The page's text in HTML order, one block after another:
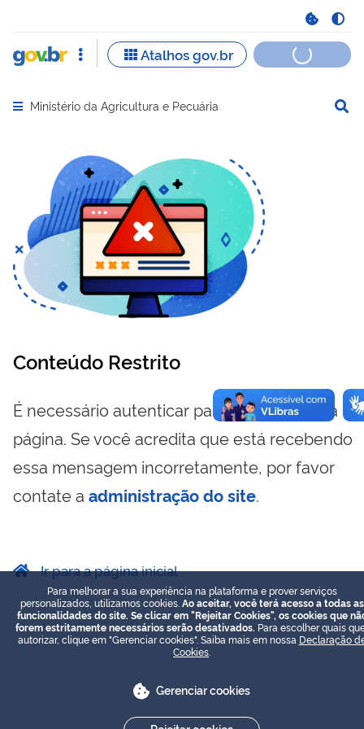
Abrir menu principal de navegação
Ministério da Agricultura e Pecuária
Conteúdo Restrito
É necessário autenticar para visualizar essa
página. Se você acredita que está recebendo
essa mensagem incorretamente, por favor
contate a administração do site.
Ir para a página inicial
Para melhorar a sua experiência na plataforma e prover serviços
personalizados, utilizamos cookies. Ao aceitar, você terá acesso a todas as
funcionalidades do site. Se clicar em "Rejeitar Cookies", os cookies que
forem estritamente necessários serão desativados. Para escolher quais
autorizar, clique em "Gerenciar cookies". Saiba mais em nossa Declaração
Cookies
Gerenciar cookies